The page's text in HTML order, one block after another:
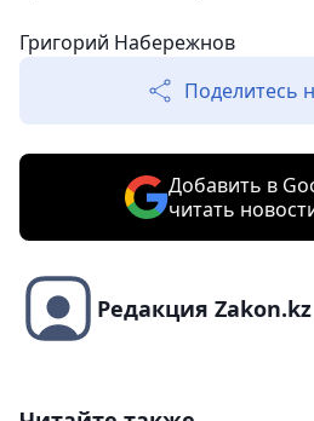
Григорий Набережнов
Поделитесь
Добавить в
читать
Редакция Zakon.kz